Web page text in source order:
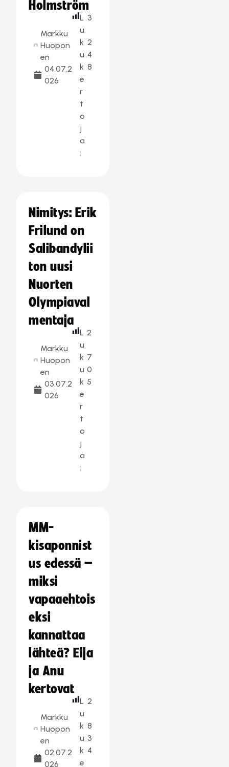
Holmström
Markku
Huopon
en
04.07.2
026
L
u
k
u
k
e
r
t
o
j
a
:
3
2
4
8
Nimitys: Erik
Frilund on
Salibandylii
ton uusi
Nuorten
Olympiaval
mentaja
Markku
Huopon
en
03.07.2
026
L
u
k
u
k
e
r
t
o
j
a
:
2
7
0
5
MM-
kisaponnist
us edessä –
miksi
vapaaehtois
eksi
kannattaa
lähteä? Eija
ja Anu
kertovat
Markku
Huopon
en
02.07.2
026
L
u
k
u
k
e
2
8
3
4